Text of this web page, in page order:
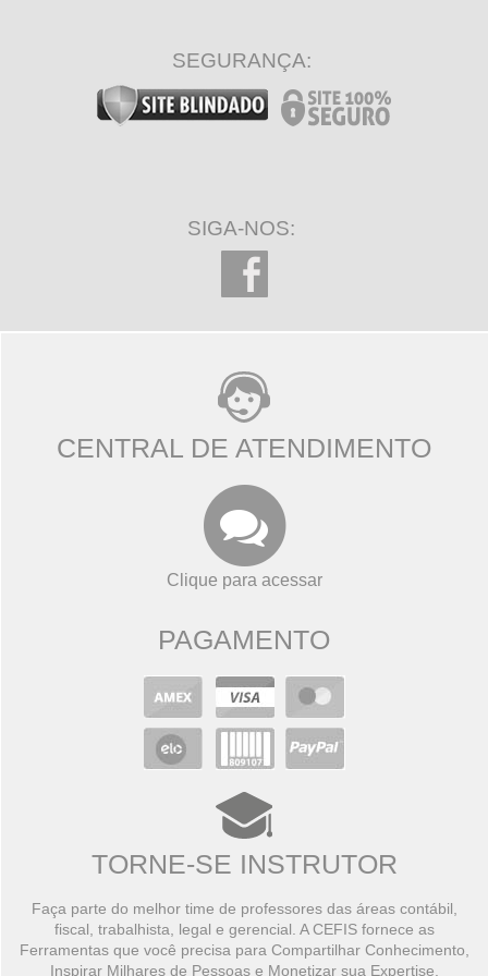
SEGURANÇA:
SIGA-NOS:
CENTRAL DE ATENDIMENTO
Clique para acessar
PAGAMENTO
TORNE-SE INSTRUTOR
Faça parte do melhor time de professores das áreas contábil,
fiscal, trabalhista, legal e gerencial. A CEFIS fornece as
Ferramentas que você precisa para Compartilhar Conhecimento,
Inspirar Milhares de Pessoas e Monetizar sua Expertise.